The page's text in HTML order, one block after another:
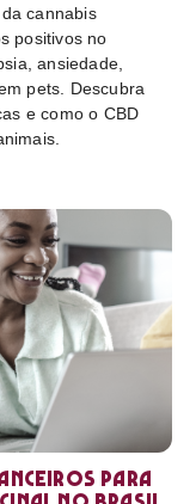
cannabis
positivos no
ansiedade,
pets. Descubra
e como o CBD
para